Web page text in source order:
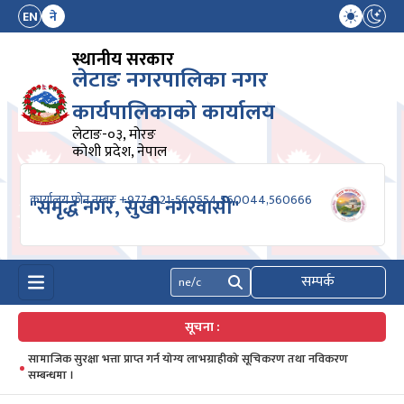
EN ने
स्थानीय सरकार
लेटाङ नगरपालिका नगर
कार्यपालिकाको कार्यालय
लेटाङ-०३, मोरङ
कोशी प्रदेश, नेपाल
कार्यालय फोन नम्बरः +977-021-560554,560044,560666
"समृद्ध नगर, सुखी नगरवासी"
खोज्नुहोस् सम्पर्क
सूचना :
सामाजिक सुरक्षा भत्ता प्राप्त गर्न योग्य लाभग्राहीको सूचिकरण तथा नविकरण
सम्बन्धमा ।